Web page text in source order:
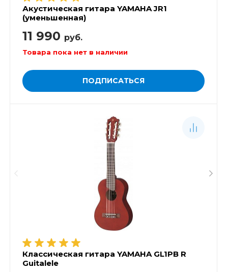
Акустическая гитара YAMAHA JR1
(уменьшенная)
11 990 руб.
Товара пока нет в наличии
ПОДПИСАТЬСЯ
Классическая гитара YAMAHA GL1PB R
Guitalele